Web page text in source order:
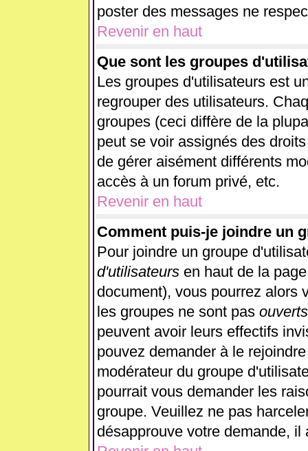
poster des messages ne
Revenir en haut
Que sont les groupes
Les groupes d'utilisateurs est
regrouper des utilisateurs.
groupes (ceci diffère de la
peut se voir assignés des
de gérer aisément différents
accès à un forum privé, etc.
Revenir en haut
Comment puis-je joindre un
Pour joindre un groupe
d'utilisateursen haut de la
document), vous pourrez alors
les groupes ne sont pas ouverts
peuvent avoir leurs effectifs
pouvez demander à le
modérateur du groupe
pourrait vous demander les
groupe. Veuillez ne pas
désapprouve votre demande, il